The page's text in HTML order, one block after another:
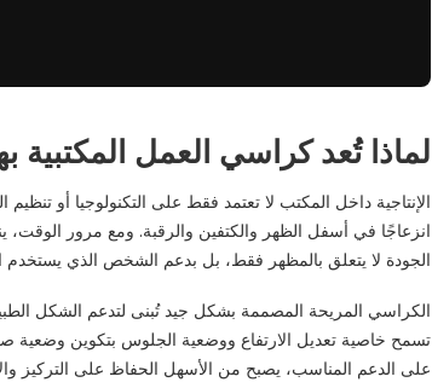
لماذا تُعد كراسي العمل المكتبية
الإنتاجية داخل المكتب لا تعتمد فقط على التكنولوجيا أو
انزعاجًا في أسفل الظهر والكتفين والرقبة. ومع مرور
الجودة لا يتعلق بالمظهر فقط، بل بدعم الشخص الذي يستخدم
الكراسي المريحة المصممة بشكل جيد تُبنى لتدعم الشكل
تسمح خاصية تعديل الارتفاع ووضعية الجلوس بتكوين وضعية
على الدعم المناسب، يصبح من الأسهل الحفاظ على التركيز